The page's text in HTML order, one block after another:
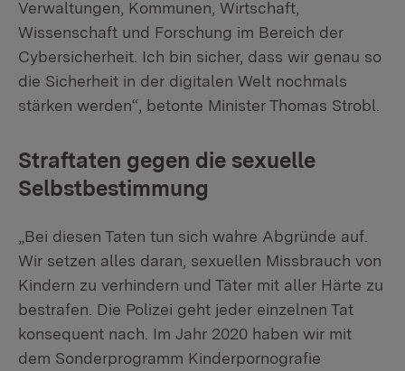
Verwaltungen, Kommunen, Wirtschaft,
Wissenschaft und Forschung im Bereich der
Cybersicherheit. Ich bin sicher, dass wir genau so
die Sicherheit in der digitalen Welt nochmals
stärken werden“, betonte Minister Thomas Strobl.
Straftaten gegen die sexuelle
Selbstbestimmung
„Bei diesen Taten tun sich wahre Abgründe auf.
Wir setzen alles daran, sexuellen Missbrauch von
Kindern zu verhindern und Täter mit aller Härte zu
bestrafen. Die Polizei geht jeder einzelnen Tat
konsequent nach. Im Jahr 2020 haben wir mit
dem Sonderprogramm Kinderpornografie